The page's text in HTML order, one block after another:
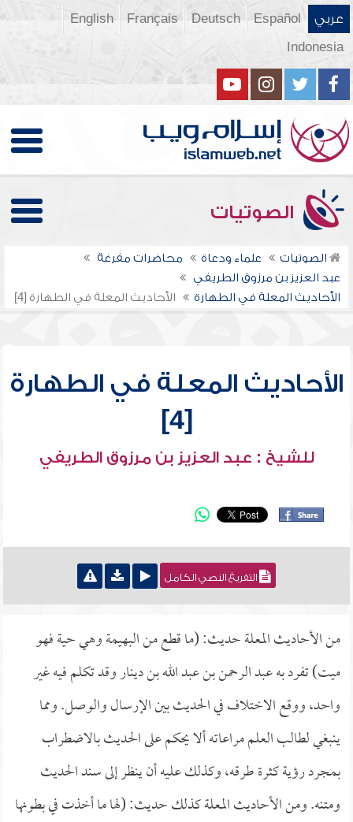
عربي Español
Deutsch
Français
English
Indonesia
الصوتيات
الصوتيات علماء ودعاة
محاضرات مفرغة
عبد العزيز بن مرزوق الطريفي
الأحاديث المعلة في الطهارة
الأحاديث المعلة في الطهارة [4]
الأحاديث المعلة في الطهارة
[4]
للشيخ : عبد العزيز بن مرزوق الطريفي
التفريغ النصي الكامل
من الأحاديث المعلة حديث: (ما قطع من البهيمة وهي حية فهو
ميت) تفرد به عبد الرحمن بن عبد الله بن دينار وقد تكلم فيه غير
واحد، ووقع الاختلاف في الحديث بين الإرسال والوصل. ومما
ينبغي لطالب العلم مراعاته ألا يحكم على الحديث بالاضطراب
بمجرد رؤية كثرة طرقه، وكذلك عليه أن ينظر إلى سند الحديث
ومتنه. ومن الأحاديث المعلة كذلك حديث: (لها ما أخذت في بطونها